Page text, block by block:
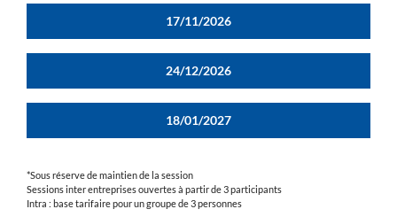
17/11/2026
24/12/2026
18/01/2027
*Sous réserve de maintien de la session
Sessions inter entreprises ouvertes à partir de 3 participants
Intra : base tarifaire pour un groupe de 3 personnes